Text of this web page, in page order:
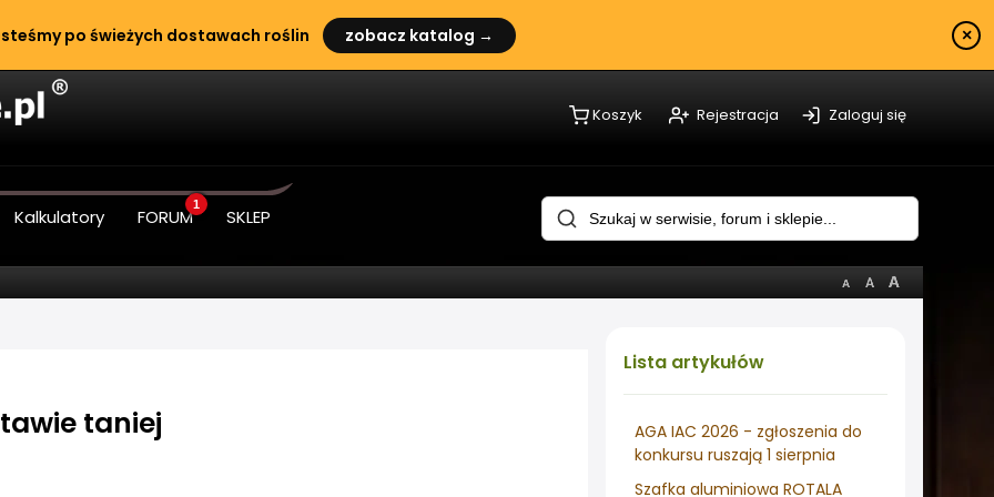
po świeżych dostawach roślin zobacz katalog → ×
Koszyk Rejestracja Zaloguj się
Kalkulatory FORUM
1
SKLEP
Lista artykułów
AGA IAC 2026 - zgłoszenia do
konkursu ruszają 1 sierpnia
Szafka aluminiowa ROTALA
taniej